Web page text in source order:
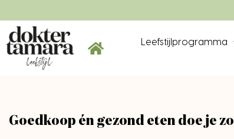
Leefstijlprogramma
Goedkoop én gezond eten doe je zo